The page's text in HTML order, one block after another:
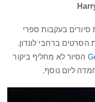
סיורים בעקבות ספרי
הסרטים ברחבי לונדון.
הסיור לא מחליף ביקור
ליום נוסף.